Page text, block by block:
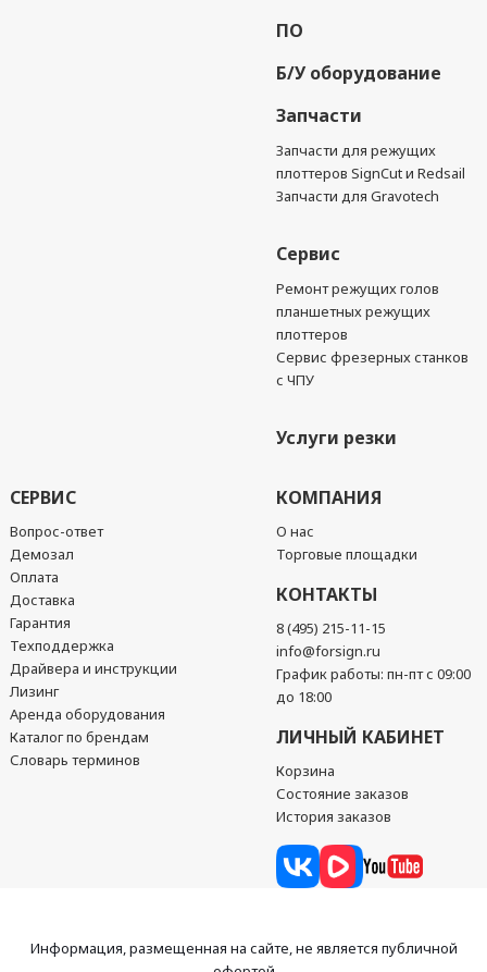
ПО
Б/У оборудование
Запчасти
Запчасти для режущих
плоттеров SignCut и Redsail
Запчасти для Gravotech
Сервис
Ремонт режущих голов
планшетных режущих
плоттеров
Сервис фрезерных станков
с ЧПУ
Услуги резки
СЕРВИС
Вопрос-ответ
Демозал
Оплата
Доставка
Гарантия
Техподдержка
Драйвера и инструкции
Лизинг
Аренда оборудования
Каталог по брендам
Словарь терминов
КОМПАНИЯ
О нас
Торговые площадки
КОНТАКТЫ
8 (495) 215-11-15
info@forsign.ru
График работы: пн-пт с 09:00
до 18:00
ЛИЧНЫЙ КАБИНЕТ
Корзина
Состояние заказов
История заказов
Информация, размещенная на сайте, не является публичной